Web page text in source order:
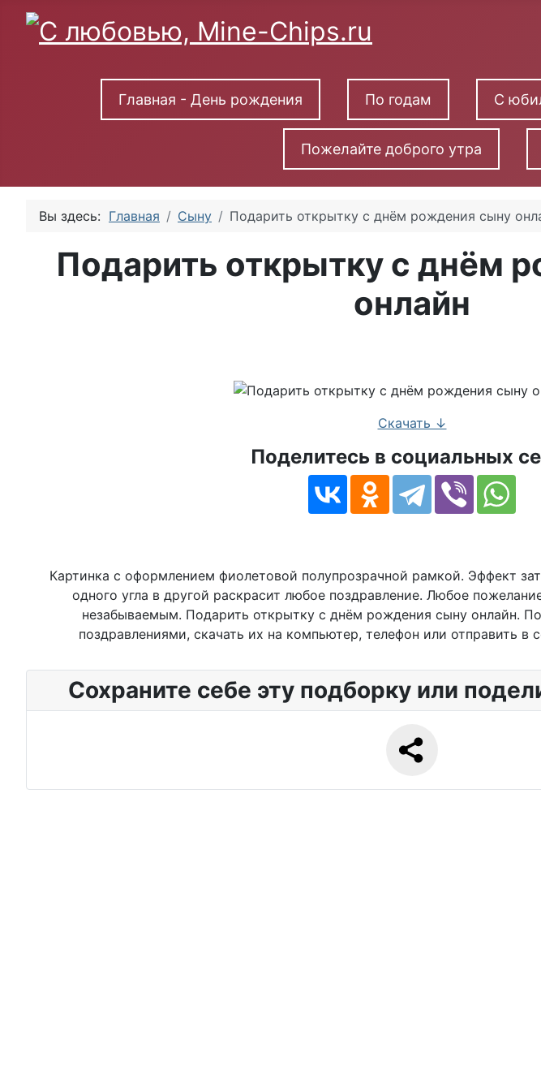
Главная - День рождения По годам С
Пожелайте доброго утра
Вы здесь: Главная Сыну Подарить открытку с днём рождения сыну
Подарить открытку с днём
онлайн
Скачать ↓
Поделитесь в социальных
Картинка с оформлением фиолетовой полупрозрачной рамкой. Эффект
одного угла в другой раскрасит любое поздравление. Любое
незабываемым. Подарить открытку с днём рождения сыну онлайн.
поздравлениями, скачать их на компьютер, телефон или отправить в
Сохраните себе эту подборку или